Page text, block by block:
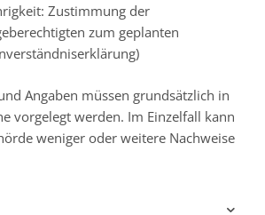
Zustimmung der
zum geplanten
Angaben müssen grundsätzlich in
vorgelegt werden. Im Einzelfall kann
weniger oder weitere Nachweise